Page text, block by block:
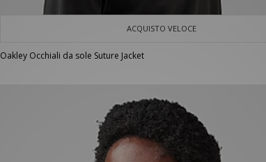
ACQUISTO VELOCE
Oakley Occhiali da sole Suture Jacket